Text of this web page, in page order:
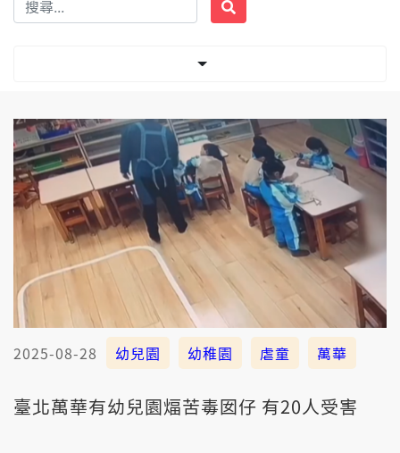
2025-08-28 幼兒園 幼稚園 虐童 萬華
臺北萬華有幼兒園煏苦毒囡仔 有20人受害